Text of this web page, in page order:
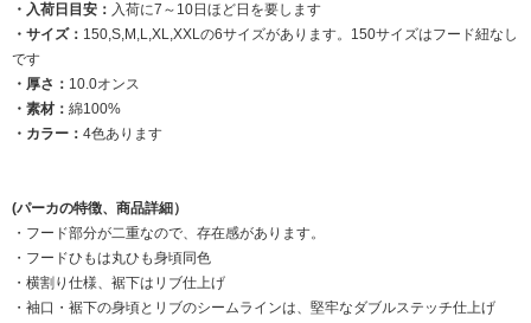
・入荷日目安： 入荷に7～10日ほど日を要します
・サイズ： 150,S,M,L,XL,XXLの6サイズがあります。150サイズはフード紐なし
です
・厚さ： 10.0オンス
・素材： 綿100%
・カラー： 4色あります
(パーカの特徴、商品詳細）
・フード部分が二重なので、存在感があります。
・フードひもは丸ひも身頃同色
・横割り仕様、裾下はリブ仕上げ
・袖口・裾下の身頃とリブのシームラインは、堅牢なダブルステッチ仕上げ